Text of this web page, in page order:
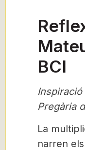
BCI
Pregària
La
narren